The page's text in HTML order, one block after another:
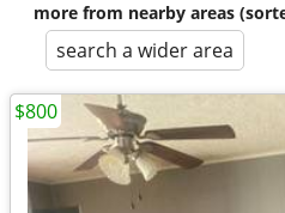
more from nearby areas
search a wider area
$800